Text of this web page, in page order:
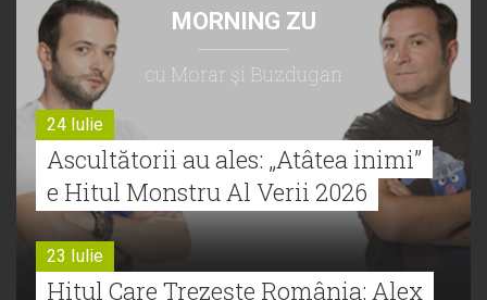
MORNING ZU
cu Morar şi Buzdugan
24 Iulie
Ascultătorii au ales: „Atâtea inimi”
e Hitul Monstru Al Verii 2026
23 Iulie
Hitul Care Trezește România: Alex